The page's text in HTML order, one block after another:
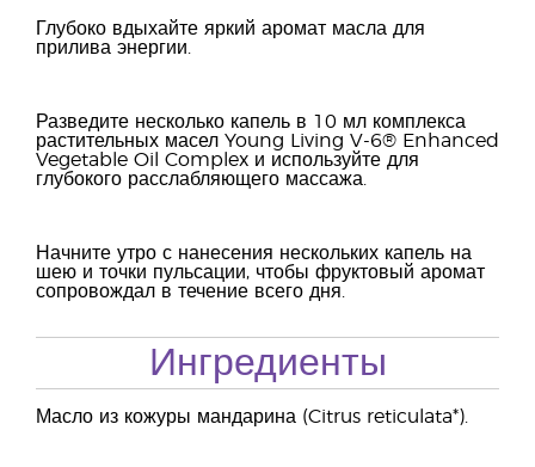
Глубоко вдыхайте яркий аромат масла для
прилива энергии.
Разведите несколько капель в 10 мл комплекса
растительных масел Young Living V-6® Enhanced
Vegetable Oil Complex и используйте для
глубокого расслабляющего массажа.
Начните утро с нанесения нескольких капель на
шею и точки пульсации, чтобы фруктовый аромат
сопровождал в течение всего дня.
Ингредиенты
Масло из кожуры мандарина (Citrus reticulata*).